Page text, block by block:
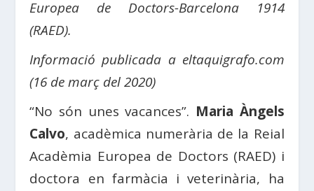
Europea de Doctors-Barcelona 1914
(RAED).
Informació publicada a eltaquigrafo.com
(16 de març del 2020)
“No són unes vacances”. Maria Àngels
Calvo, acadèmica numerària de la Reial
Acadèmia Europea de Doctors (RAED) i
doctora en farmàcia i veterinària, ha